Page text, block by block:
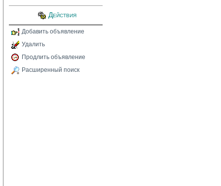
Действия
Добавить объявление
Удалить
Продлить объявление
Расширенный поиск